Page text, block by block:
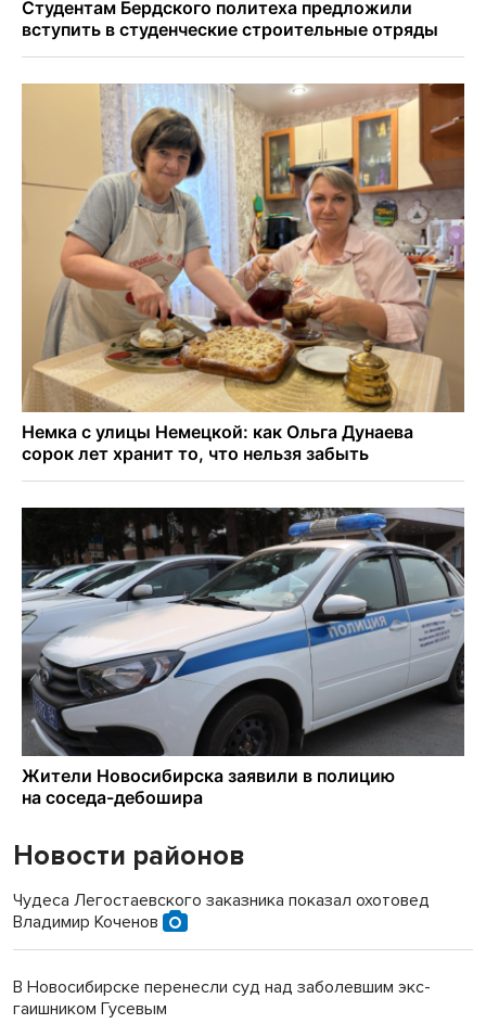
Новости районов
Чудеса Легостаевского заказника показал охотовед
Владимир Коченов
В Новосибирске перенесли суд над заболевшим экс-
гаишником Гусевым